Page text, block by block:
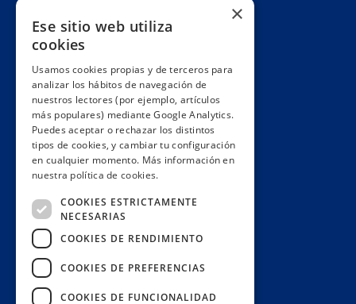
Alianzas y redes
Impacto
Premios
Formación
Código ético
Re-publica
Muro de donantes
×
Ese sitio web utiliza
cookies
Usamos cookies propias y de terceros para
analizar los hábitos de navegación de
nuestros lectores (por ejemplo, artículos
más populares) mediante Google Analytics.
Puedes aceptar o rechazar los distintos
tipos de cookies, y cambiar tu configuración
en cualquier momento. Más información en
nuestra política de cookies.
COOKIES ESTRICTAMENTE
NECESARIAS
COOKIES DE RENDIMIENTO
COOKIES DE PREFERENCIAS
COOKIES DE FUNCIONALIDAD